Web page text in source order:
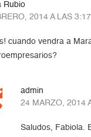
Rubio
2014 A LAS
cuando vendra a
admin
24 MARZO, 2014
Saludos, Fabiola.